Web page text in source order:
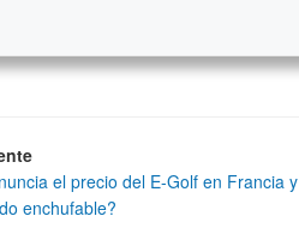
el precio del E-Golf en Francia y
enchufable?